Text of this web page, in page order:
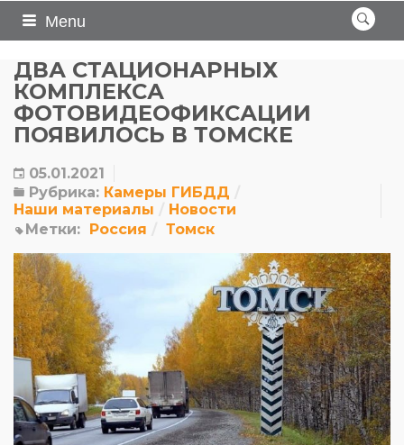
Menu
ДВА СТАЦИОНАРНЫХ
КОМПЛЕКСА
ФОТОВИДЕОФИКСАЦИИ
ПОЯВИЛОСЬ В ТОМСКЕ
05.01.2021
Рубрика: Камеры ГИБДД
Наши материалы
Новости
Метки: Россия Томск